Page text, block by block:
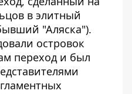
в элитный
"Аляска").
островок
переход и был